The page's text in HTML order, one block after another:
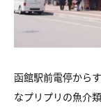
函館駅前電停から
なプリプリの魚介